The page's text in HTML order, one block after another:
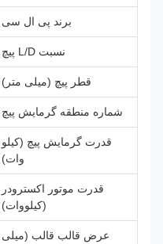
برند پی ال ​​سی
نسبت L/D پیچ
قطر پیچ (میلی متر)
شماره منطقه گرمایش پیچ
قدرت گرمایش پیچ (کیلو
قدرت موتور اکسترودر
(کیلووات)
عرض قالب قالب (میلی